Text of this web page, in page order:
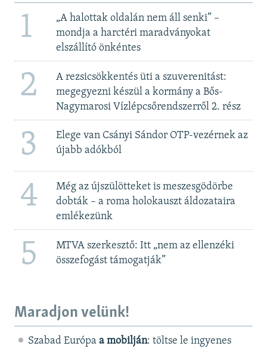
1
„A halottak oldalán nem áll senki” –
mondja a harctéri maradványokat
elszállító önkéntes
2
A rezsicsökkentés üti a szuverenitást:
megegyezni készül a kormány a Bős-
Nagymarosi Vízlépcsőrendszerről 2. rész
3
Elege van Csányi Sándor OTP-vezérnek az
újabb adókból
4
Még az újszülötteket is meszesgödörbe
dobták – a roma holokauszt áldozataira
emlékezünk
5
MTVA szerkesztő: Itt „nem az ellenzéki
összefogást támogatják”
Maradjon velünk!
Szabad Európa a mobilján: töltse le ingyenes